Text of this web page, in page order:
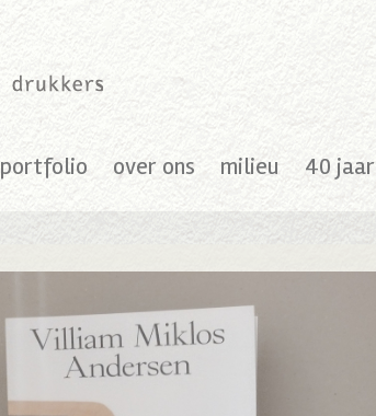
portfolio over ons milieu 40 jaar